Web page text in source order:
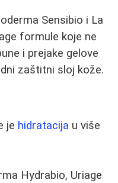
Sensibio i La
formule koje ne
i prejake gelove
zaštitni sloj kože.
je hidratacija u više
Hydrabio, Uriage